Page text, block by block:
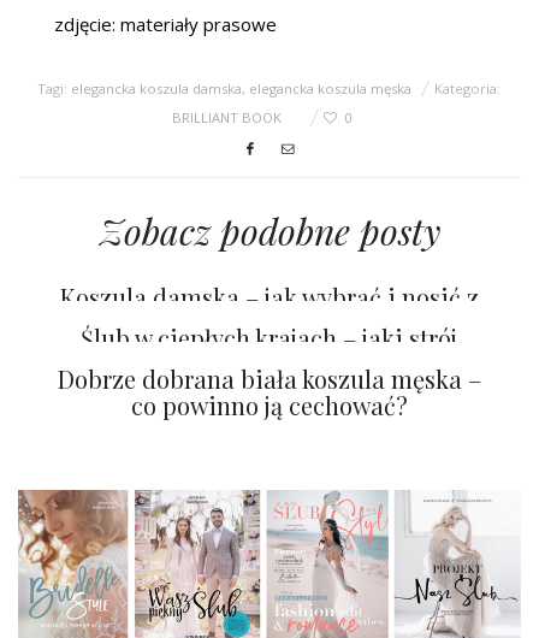
zdjęcie: materiały prasowe
Tagi: elegancka koszula damska, elegancka koszula męska
Kategoria:
BRILLIANT BOOK
0
Zobacz podobne posty
Koszula damska – jak wybrać i nosić z
klasą?
Ślub w ciepłych krajach – jaki strój
wybrać dla Pana Młodego?
Dobrze dobrana biała koszula męska –
co powinno ją cechować?